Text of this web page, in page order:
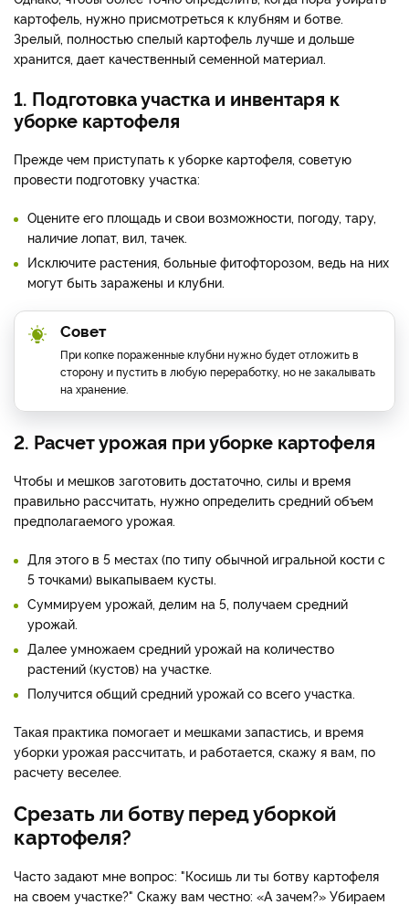
картофель, нужно присмотреться к клубням и ботве.
Зрелый, полностью спелый картофель лучше и дольше
хранится, дает качественный семенной материал.
1. Подготовка участка и инвентаря к
уборке картофеля
Прежде чем приступать к уборке картофеля, советую
провести подготовку участка:
Оцените его площадь и свои возможности, погоду, тару,
наличие лопат, вил, тачек.
Исключите растения, больные фитофторозом, ведь на них
могут быть заражены и клубни.
Совет
При копке пораженные клубни нужно будет отложить в
сторону и пустить в любую переработку, но не закалывать
на хранение.
2. Расчет урожая при уборке картофеля
Чтобы и мешков заготовить достаточно, силы и время
правильно рассчитать, нужно определить средний объем
предполагаемого урожая.
Для этого в 5 местах (по типу обычной игральной кости с
5 точками) выкапываем кусты.
Суммируем урожай, делим на 5, получаем средний
урожай.
Далее умножаем средний урожай на количество
растений (кустов) на участке.
Получится общий средний урожай со всего участка.
Такая практика помогает и мешками запастись, и время
уборки урожая рассчитать, и работается, скажу я вам, по
расчету веселее.
Срезать ли ботву перед уборкой
картофеля?
Часто задают мне вопрос: "Косишь ли ты ботву картофеля
на своем участке?" Скажу вам честно: «А зачем?» Убираем